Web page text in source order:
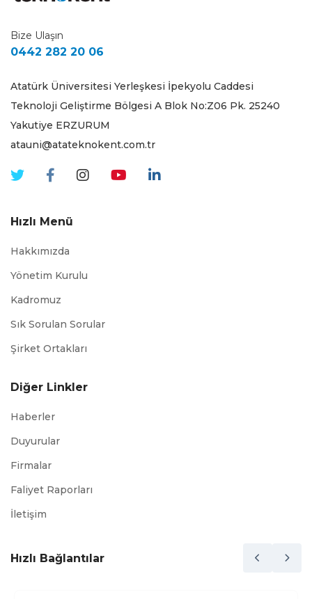
Bize Ulaşın
0442 282 20 06
Atatürk Üniversitesi Yerleşkesi İpekyolu Caddesi
Teknoloji Geliştirme Bölgesi A Blok No:Z06 Pk. 25240
Yakutiye ERZURUM
atauni@atateknokent.com.tr
Hızlı Menü
Hakkımızda
Yönetim Kurulu
Kadromuz
Sık Sorulan Sorular
Şirket Ortakları
Diğer Linkler
Haberler
Duyurular
Firmalar
Faliyet Raporları
İletişim
Hızlı Bağlantılar